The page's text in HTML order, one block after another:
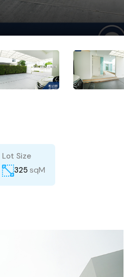
Lot Size
325 sqM